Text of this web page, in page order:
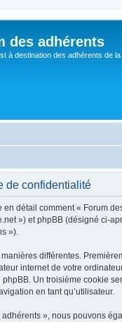
des adhérents
à destination des adhérents de
de confidentialité
détail comment « Forum
») et phpBB (désigné ci-
»).
différentes.
internet de votre
Un troisième cookie
en tant qu’utilisateur.
», nous pouvons